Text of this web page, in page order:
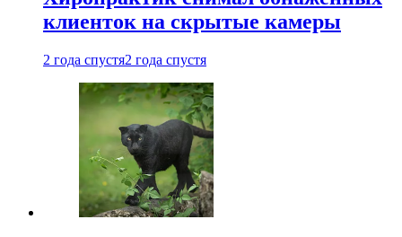
клиенток на скрытые камеры
2 года спустя2 года спустя